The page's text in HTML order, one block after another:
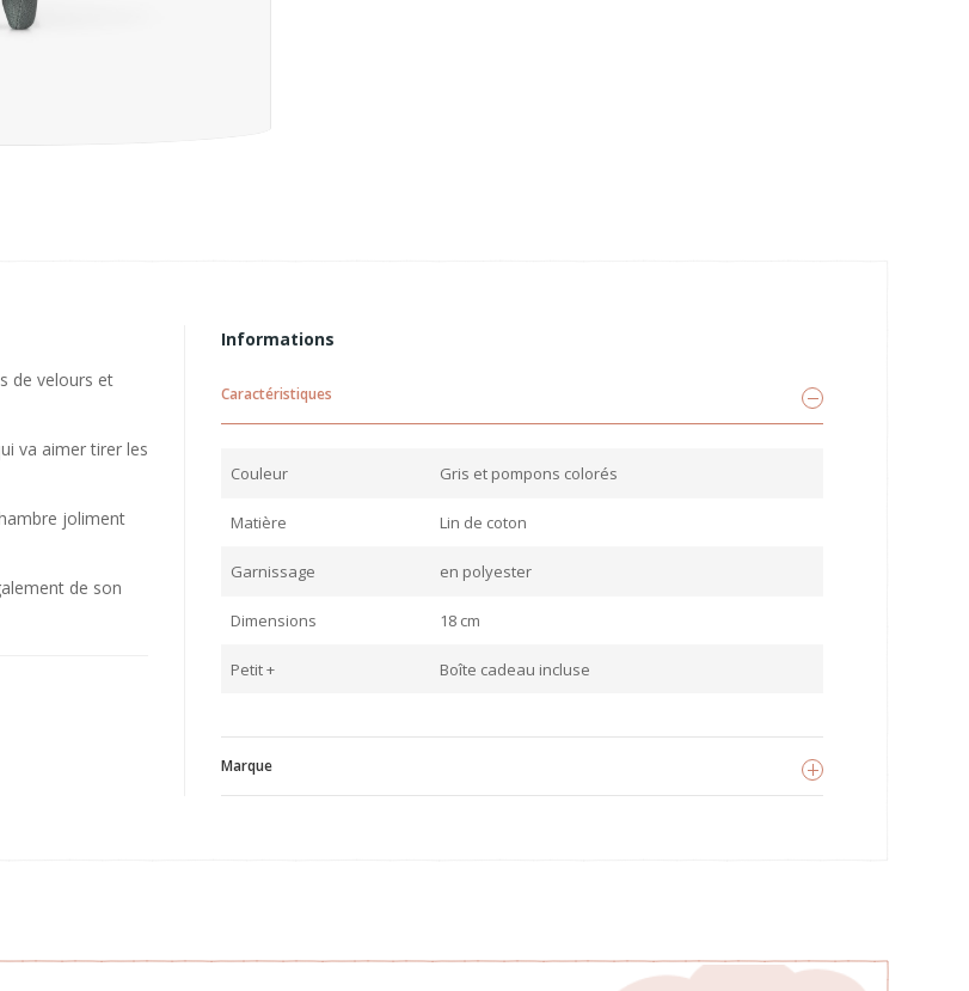
de velours et
va aimer tirer les
joliment
de son
Informations
Caractéristiques
Couleur Gris et pompons colorés
Matière Lin de coton
Garnissage en polyester
Dimensions 18 cm
Petit + Boîte cadeau incluse
Marque